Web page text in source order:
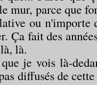
mur, parce que
ou
Ça fait des
là.
je vois là-
diffusés de